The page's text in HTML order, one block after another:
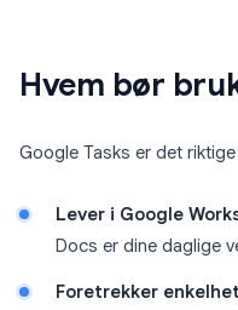
Hvem bør
Google Tasks er det
Lever i Google
Docs er dine daglige
Foretrekker enkelhet